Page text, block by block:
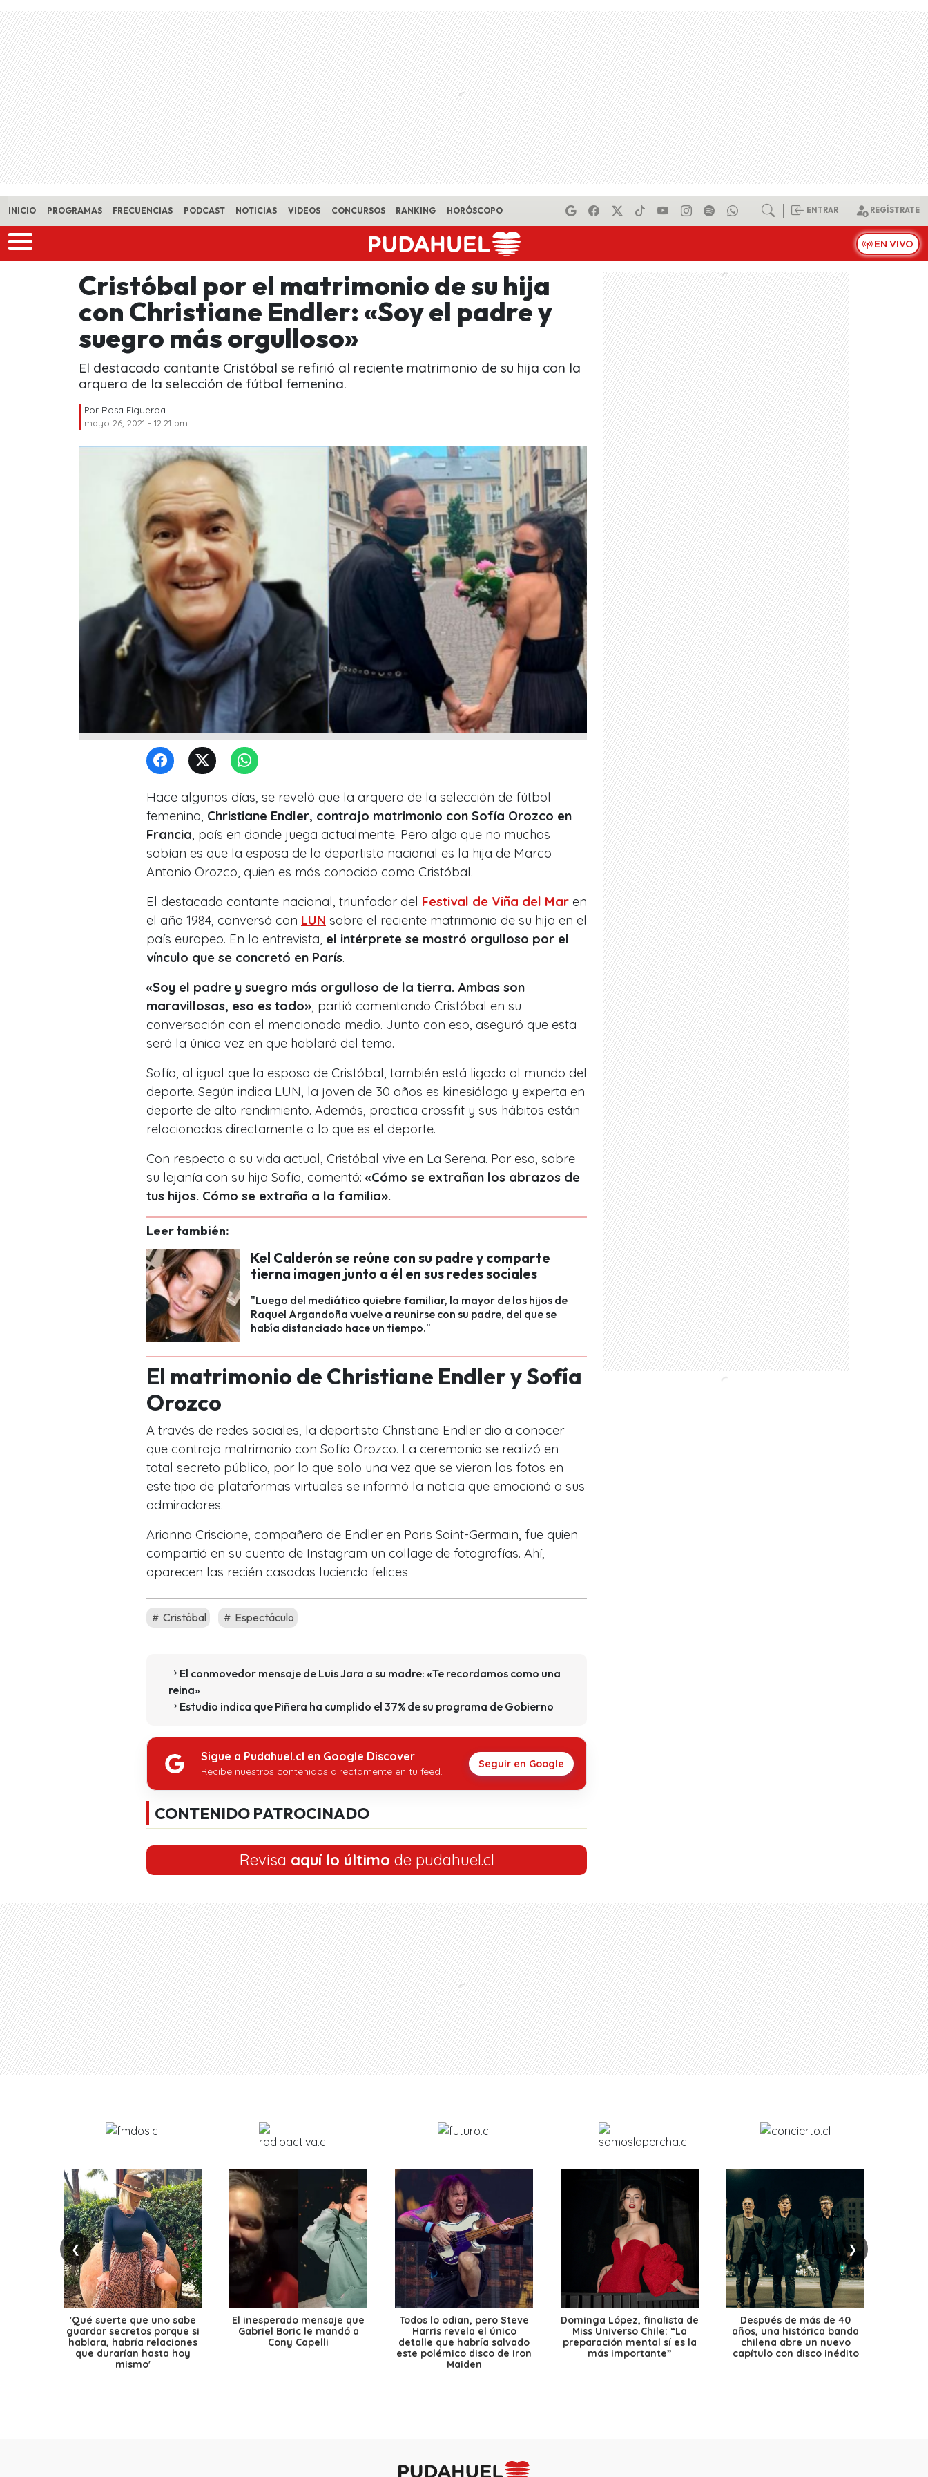
Skip to main content
INICIO PROGRAMAS FRECUENCIAS PODCAST NOTICIAS VIDEOS CONCURSOS RANKING HORÓSCOPO ENTRAR REGÍSTRATE
EN VIVO
Cristóbal por el matrimonio de su hija
con Christiane Endler: «Soy el padre y
suegro más orgulloso»
El destacado cantante Cristóbal se refirió al reciente matrimonio de su hija con la
arquera de la selección de fútbol femenina.
Por Rosa Figueroa
mayo 26, 2021 - 12:21 pm
Hace algunos días, se reveló que la arquera de la selección de fútbol
femenino, Christiane Endler, contrajo matrimonio con Sofía Orozco en
Francia , país en donde juega actualmente. Pero algo que no muchos
sabían es que la esposa de la deportista nacional es la hija de Marco
Antonio Orozco, quien es más conocido como Cristóbal.
El destacado cantante nacional, triunfador del Festival de Viña del Mar en
el año 1984, conversó con LUN sobre el reciente matrimonio de su hija en el
país europeo. En la entrevista, el intérprete se mostró orgulloso por el
vínculo que se concretó en París.
«Soy el padre y suegro más orgulloso de la tierra. Ambas son
maravillosas, eso es todo» , partió comentando Cristóbal en su
conversación con el mencionado medio. Junto con eso, aseguró que esta
será la única vez en que hablará del tema.
Sofía, al igual que la esposa de Cristóbal, también está ligada al mundo del
deporte. Según indica LUN, la joven de 30 años es kinesióloga y experta en
deporte de alto rendimiento. Además, practica crossfit y sus hábitos están
relacionados directamente a lo que es el deporte.
Con respecto a su vida actual, Cristóbal vive en La Serena. Por eso, sobre
su lejanía con su hija Sofía, comentó: «Cómo se extrañan los abrazos de
tus hijos. Cómo se extraña a la familia».
Leer también:
Kel Calderón se reúne con su padre y comparte
tierna imagen junto a él en sus redes sociales
"Luego del mediático quiebre familiar, la mayor de los hijos de
Raquel Argandoña vuelve a reunirse con su padre, del que se
había distanciado hace un tiempo."
El matrimonio de Christiane Endler y Sofía
Orozco
A través de redes sociales, la deportista Christiane Endler dio a conocer
que contrajo matrimonio con Sofía Orozco. La ceremonia se realizó en
total secreto público, por lo que solo una vez que se vieron las fotos en
este tipo de plataformas virtuales se informó la noticia que emocionó a sus
admiradores.
Arianna Criscione, compañera de Endler en Paris Saint-Germain, fue quien
compartió en su cuenta de Instagram un collage de fotografías. Ahí,
aparecen las recién casadas luciendo felices
Cristóbal Espectáculo
El conmovedor mensaje de Luis Jara a su madre: «Te recordamos como una
reina»
Estudio indica que Piñera ha cumplido el 37% de su programa de Gobierno
Sigue a Pudahuel.cl en Google Discover
Recibe nuestros contenidos directamente en tu feed.
Seguir en Google
CONTENIDO PATROCINADO
Revisa aquí lo último de pudahuel.cl
❮ ❯
'Qué suerte que uno sabe
guardar secretos porque si
hablara, habría relaciones
que durarían hasta hoy
mismo'
El inesperado mensaje que
Gabriel Boric le mandó a
Cony Capelli
Todos lo odian, pero Steve
Harris revela el único
detalle que habría salvado
este polémico disco de Iron
Maiden
Dominga López, finalista de
Miss Universo Chile: “La
preparación mental sí es la
más importante”
Después de más de 40
años, una histórica banda
chilena abre un nuevo
capítulo con disco inédito